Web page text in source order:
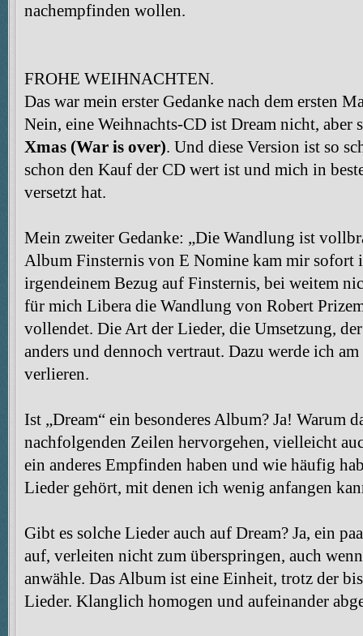
nachempfinden wollen.
FROHE WEIHNACHTEN.
Das war mein erster Gedanke nach dem ersten
Nein, eine Weihnachts-CD ist Dream nicht, aber
Xmas (War is over). Und diese Version ist so
schon den Kauf der CD wert ist und mich in
versetzt hat.
Mein zweiter Gedanke: „Die Wandlung ist
Album Finsternis von E Nomine kam mir sofort
irgendeinem Bezug auf Finsternis, bei weitem
für mich Libera die Wandlung von Robert
vollendet. Die Art der Lieder, die Umsetzung,
anders und dennoch vertraut. Dazu werde ich
verlieren.
Ist „Dream“ ein besonderes Album? Ja! Warum
nachfolgenden Zeilen hervorgehen, vielleicht
ein anderes Empfinden haben und wie häufig
Lieder gehört, mit denen ich wenig anfangen
Gibt es solche Lieder auch auf Dream? Ja, ein
auf, verleiten nicht zum überspringen, auch
anwähle. Das Album ist eine Einheit, trotz der
Lieder. Klanglich homogen und aufeinander